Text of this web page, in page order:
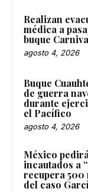
Realizan
médica a
buque
agosto 4, 2026
Buque
de guerra
durante
el Pacífico
agosto 4, 2026
México
incautados a
recupera 500
del caso